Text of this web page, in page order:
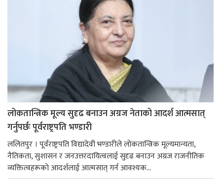
लोकतान्त्रिक मूल्य सुदृढ बनाउन अग्रज नेताको आदर्श आत्मसात्
गर्नुपर्छः पूर्वराष्ट्रपति भण्डारी
ललितपुर । पूर्वराष्ट्रपति विद्यादेवी भण्डारीले लोकतान्त्रिक मूल्यमान्यता,
नैतिकता, सुशासन र जनउत्तरदायित्वलाई सुदृढ बनाउन अग्रज राजनीतिक
व्यक्तित्वहरूको आदर्शलाई आत्मसात् गर्न आवश्यक...